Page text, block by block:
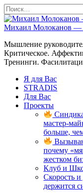
Перейти
к
содержанию
Search
for:
Михаил Молоканов —
Мышление
Критическое.
Тренинги.
Я для Вас
STRADIS
Для Вас
Проекты
мастер-
больше,
почему
жестком
Клуб и
Скорость
держится